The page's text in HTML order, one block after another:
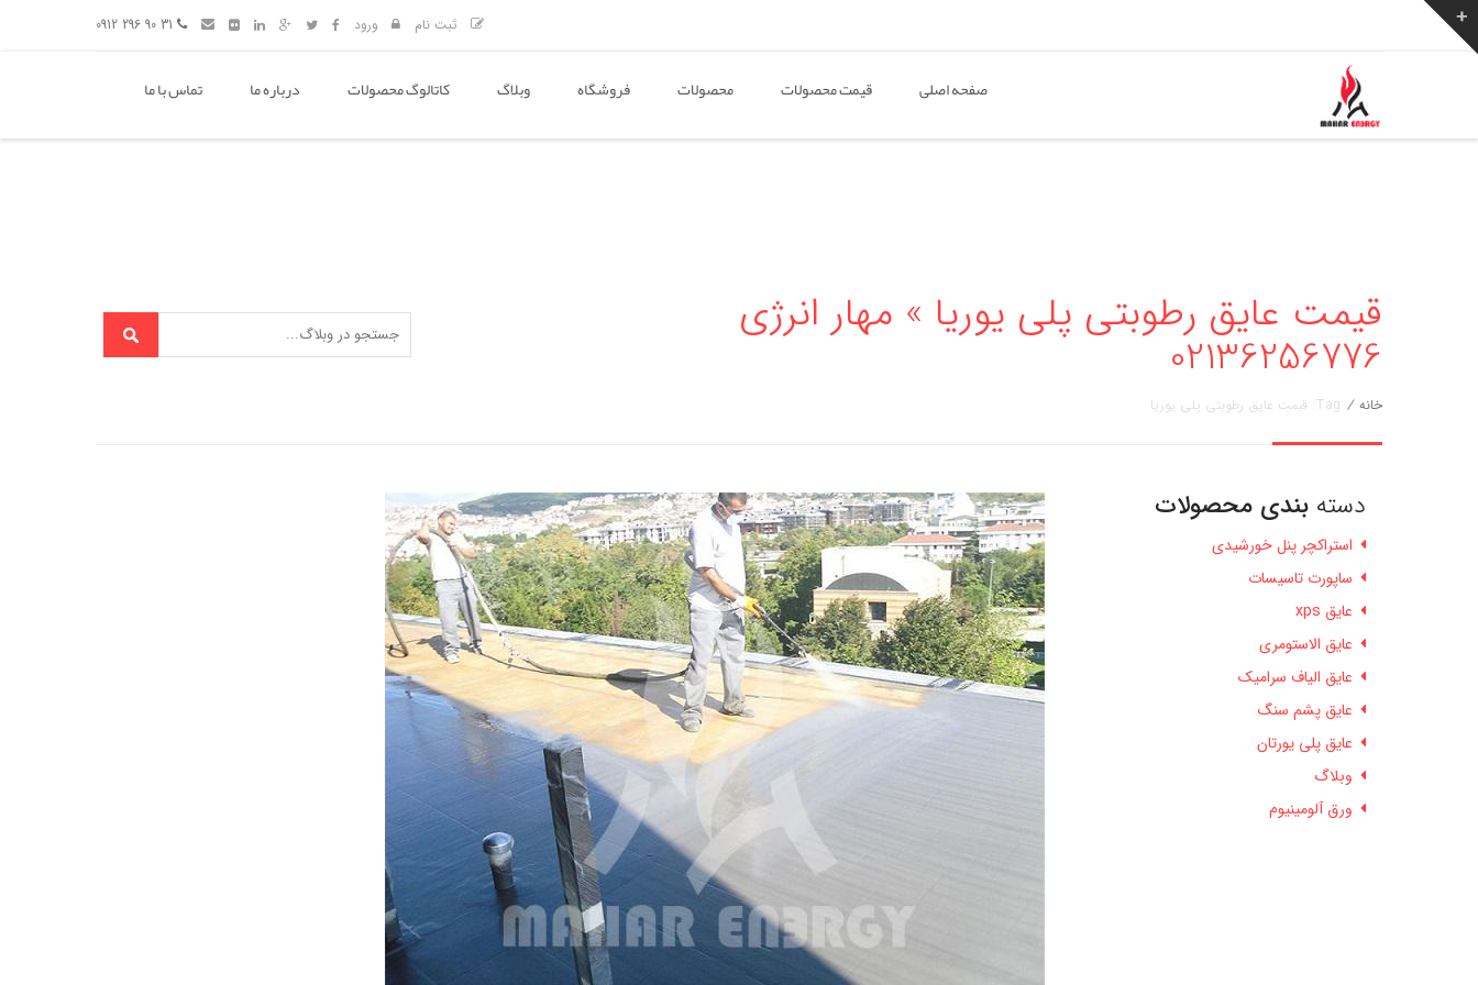
ثبت نام ورود
صفحه اصلی قیمت محصولات محصولات فروشگاه وبلاگ کاتالوگ محصولات درباره ما تماس با ما
قیمت عایق رطوبتی پلی یوریا » مهار انرژی
02136256776
خانه / Tag: قیمت عایق رطوبتی پلی یوریا
دسته بندی محصولات
استراکچر پنل خورشیدی
ساپورت تاسیسات
عایق xps
عایق الاستومری
عایق الیاف سرامیک
عایق پشم سنگ
عایق پلی یورتان
وبلاگ
ورق آلومینیوم